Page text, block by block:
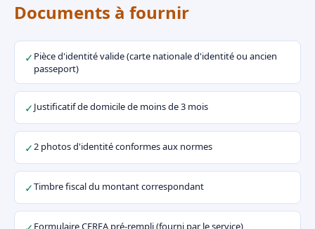
Documents à fournir
✓ Pièce d'identité valide (carte nationale d'identité ou ancien
passeport)
✓Justificatif de domicile de moins de 3 mois
✓2 photos d'identité conformes aux normes
✓Timbre fiscal du montant correspondant
Formulaire CERFA pré-rempli (fourni par le service)